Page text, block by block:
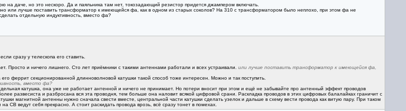
на даче, но это нескоро. Да и паяльника там нет, токозадающий резистор придется джампером включать.
или лучше поставить трансформатор к имеющейся фа, как в одном из старых соколов? На 310 с трансформатором было неплохо, при этом фа не
отдельную индуктивность, вместо фа?
сразу у телескопа его ставить.
Просто и ничего лишнего. Сто лет приёмники с такими антеннами работали и всех устраивали. или лучше поставить трансформатор к имеющейся фа,
феррит секционированной длинноволновой катушки такой способ тоже интересен. Можно и так поступить.
вместо фа?
катушка, она уже не работает антенной и ничего не принимает. Но потери вносит при этом и ещё не забывайте про антенный эффект проводов
развесиста и разбросана вся эта проводня, тем больше она наловит всякой цифровой срани. Раскладка проводов в этих цифровых балалайках граничит с
магнитной антенны нужно сначала свести вместе, центральной части катушки сделать узелок и дальше в схему вести провода как витую пару. При таком
СВ ведут себя прекрасно. А стоит раскидать провода врозь, всё сразу тонет в помехах.